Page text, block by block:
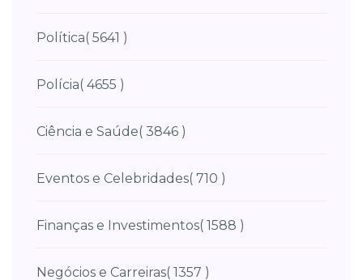
Política( 5641 )
Polícia( 4655 )
Ciência e Saúde( 3846 )
Eventos e Celebridades( 710 )
Finanças e Investimentos( 1588 )
Negócios e Carreiras( 1357 )